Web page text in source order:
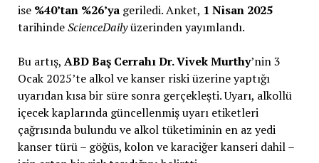
ise %40’tan %26’yageriledi. Anket, 1 Nisan 2025
tarihindeScienceDailyüzerinden yayımlandı.
Bu artış, ABD Baş Cerrahı Dr. Vivek Murthy’nin 3
Ocak 2025’te alkol ve kanser riski üzerine yaptığı
uyarıdan kısa bir süre sonra gerçekleşti. Uyarı, alkollü
içecek kaplarında güncellenmiş uyarı etiketleri
çağrısında bulundu ve alkol tüketiminin en az yedi
kanser türü – göğüs, kolon ve karaciğer kanseri dahil –